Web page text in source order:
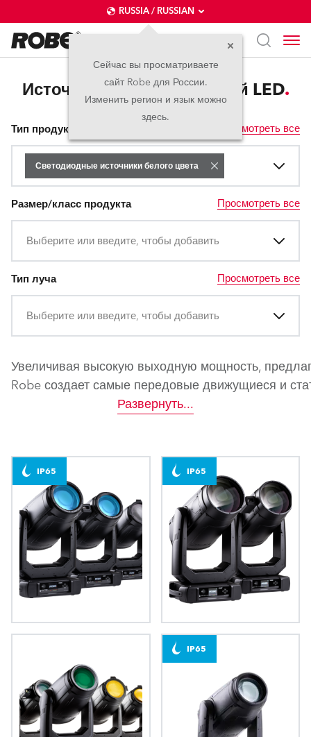
RUSSIA / RUSSIAN
Сейчас вы просматриваете
сайт Robe для России.
Изменить регион и язык можно
здесь.
Источники белого светлый LED
Тип продукта
Светодиодные источники белого цвета
Просмотреть все
Размер/класс продукта
Выберите или введите, чтобы добавить
Просмотреть все
Тип луча
Выберите или введите, чтобы добавить
Просмотреть все
Увеличивая высокую выходную мощность,
Robe создает самые передовые движущиеся и
Развернуть...
iFORTE®
IP65
iFORTE® LTX
IP65
IP65